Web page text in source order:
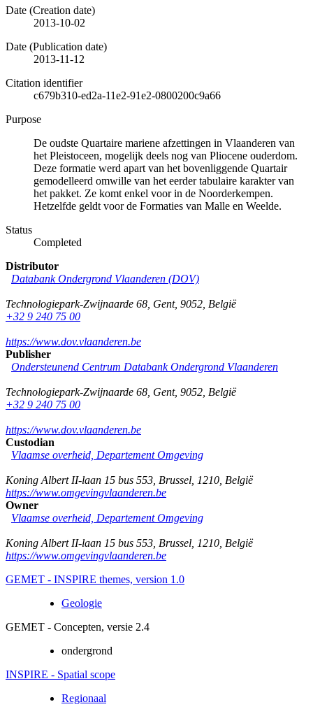
Date (Creation date)
2013-10-02
Date (Publication date)
2013-11-12
Citation identifier
c679b310-ed2a-11e2-91e2-0800200c9a66
Purpose
De oudste Quartaire mariene afzettingen in Vlaanderen van
het Pleistoceen, mogelijk deels nog van Pliocene ouderdom.
Deze formatie werd apart van het bovenliggende Quartair
gemodelleerd omwille van het eerder tabulaire karakter van
het pakket. Ze komt enkel voor in de Noorderkempen.
Hetzelfde geldt voor de Formaties van Malle en Weelde.
Status
Completed
Distributor
Databank Ondergrond Vlaanderen (DOV)
Technologiepark-Zwijnaarde 68 Gent, 9052 België
+32 9 240 75 00
https://www.dov.vlaanderen.be
Publisher
Ondersteunend Centrum Databank Ondergrond Vlaanderen
Technologiepark-Zwijnaarde 68 Gent, 9052 België
+32 9 240 75 00
https://www.dov.vlaanderen.be
Custodian
Vlaamse overheid, Departement Omgeving
Koning Albert II-laan 15 bus 553 Brussel 1210 België
https://www.omgevingvlaanderen.be
Owner
Vlaamse overheid, Departement Omgeving
Koning Albert II-laan 15 bus 553 Brussel 1210 België
https://www.omgevingvlaanderen.be
GEMET - INSPIRE themes, version 1.0
Geologie
GEMET - Concepten, versie 2.4
ondergrond
INSPIRE - Spatial scope
Regionaal